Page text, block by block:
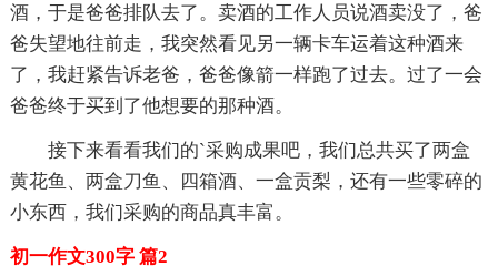
酒，于是爸爸排队去了。卖酒的工作人员说酒卖没了，爸
爸失望地往前走，我突然看见另一辆卡车运着这种酒来
了，我赶紧告诉老爸，爸爸像箭一样跑了过去。过了一会
爸爸终于买到了他想要的那种酒。
接下来看看我们的`采购成果吧，我们总共买了两盒
黄花鱼、两盒刀鱼、四箱酒、一盒贡梨，还有一些零碎的
小东西，我们采购的商品真丰富。
初一作文300字 篇2